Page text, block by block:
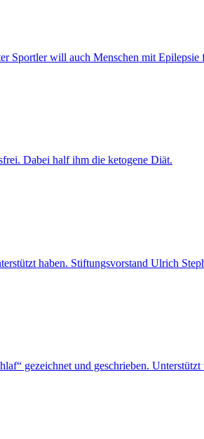
Sportler will auch Menschen mit
Dabei half ihm die ketogene Diät.
haben. Stiftungsvorstand Ulrich
gezeichnet und geschrieben.